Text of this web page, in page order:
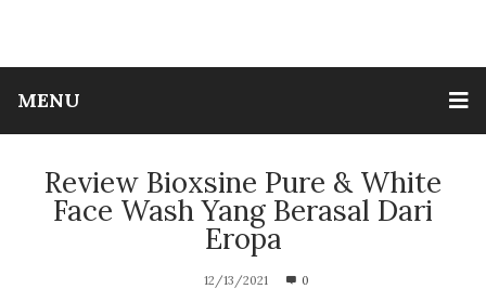
MENU
Review Bioxsine Pure & White
Face Wash Yang Berasal Dari
Eropa
12/13/2021 0